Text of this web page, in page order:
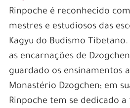
Rinpoche é reconhecido
mestres e estudiosos das
Kagyu do Budismo
as encarnações de
guardado os ensinamentos
Monastério Dzogchen; em
Rinpoche tem se dedicado a